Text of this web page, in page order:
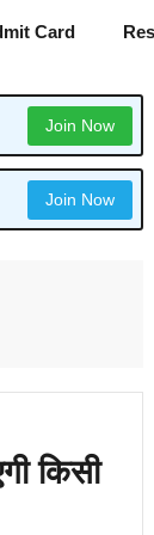
Card
Join Now
Join Now
किसी